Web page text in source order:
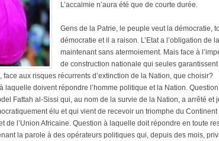
L’accalmie n’aura été que de courte durée.
Gens de la Patrie, le peuple veut la démocratie,
démocratie et il a raison. L’Etat a l’obligation de
maintenant sans atermoiement. Mais face à
de construction nationale qui seules
face aux risques récurrents d’extinction de la Nation, que choisir?
laquelle doivent répondre l’homme politique et la Nation.
Fattah al-Sissi qui, au nom de la survie de la Nation, a arrêté et
élu et qui vient de recevoir un triomphe du
de l’Union Africaine. Question à laquelle doit répondre en toute
la parole à des opérateurs politiques qui, depuis des mois,